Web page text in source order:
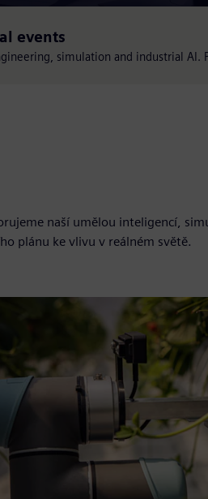
events
simulation and industrial AI.
naší umělou inteligencí,
plánu ke vlivu v reálném světě.